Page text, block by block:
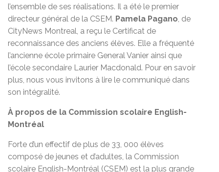
l’ensemble de ses réalisations. Il a été le premier
directeur général de la CSEM. Pamela Pagano, de
CityNews Montreal, a reçu le Certificat de
reconnaissance des anciens élèves. Elle a fréquenté
l’ancienne école primaire General Vanier ainsi que
l’école secondaire Laurier Macdonald. Pour en savoir
plus, nous vous invitons à lire le communiqué dans
son intégralité.
À propos de la Commission scolaire English-
Montréal
Forte d’un effectif de plus de 33, 000 élèves
composé de jeunes et d’adultes, la Commission
scolaire English-Montréal (CSEM) est la plus grande